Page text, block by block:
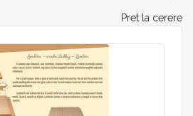
Pret la cerere